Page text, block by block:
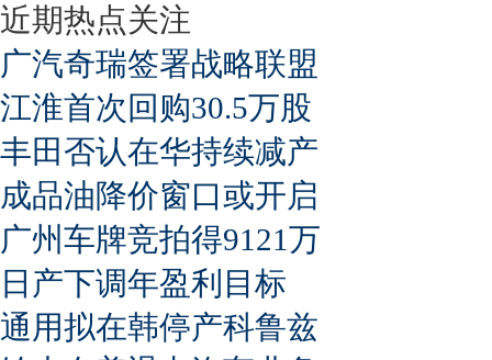
近期热点关注
广汽奇瑞签署战略联盟
江淮首次回购30.5万股
丰田否认在华持续减产
成品油降价窗口或开启
广州车牌竞拍得9121万
日产下调年盈利目标
通用拟在韩停产科鲁兹